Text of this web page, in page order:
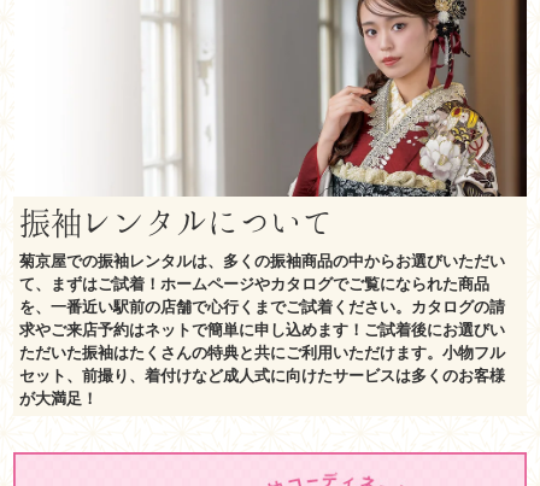
振袖レンタルについて
菊京屋での振袖レンタルは、多くの振袖商品の中からお選びいただい
て、まずはご試着！ホームページやカタログでご覧になられた商品
を、一番近い駅前の店舗で心行くまでご試着ください。カタログの請
求やご来店予約はネットで簡単に申し込めます！ご試着後にお選びい
ただいた振袖はたくさんの特典と共にご利用いただけます。小物フル
セット、前撮り、着付けなど成人式に向けたサービスは多くのお客様
が大満足！